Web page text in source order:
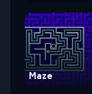
Maze